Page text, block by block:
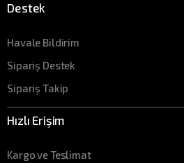
Destek
Havale Bildirim
Sipariş Destek
Sipariş Takip
Hızlı Erişim
Kargo ve Teslimat